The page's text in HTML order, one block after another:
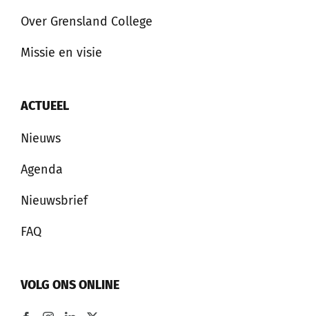
Over Grensland College
Missie en visie
ACTUEEL
Nieuws
Agenda
Nieuwsbrief
FAQ
VOLG ONS ONLINE